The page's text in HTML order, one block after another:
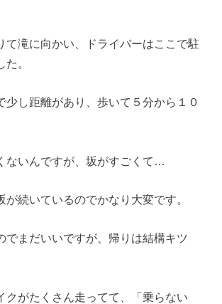
て滝に向かい、ドライバーはここで駐
。
少し距離があり、歩いて５分から１０
ないんですが、坂がすごくて…
が続いているのでかなり大変です。
でまだいいですが、帰りは結構キツ
クがたくさん走ってて、「乗らない